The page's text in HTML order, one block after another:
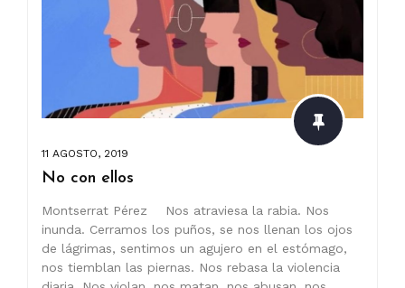
11 AGOSTO, 2019
No con ellos
Montserrat Pérez Nos atraviesa la rabia. Nos
inunda. Cerramos los puños, se nos llenan los ojos
de lágrimas, sentimos un agujero en el estómago,
nos tiemblan las piernas. Nos rebasa la violencia